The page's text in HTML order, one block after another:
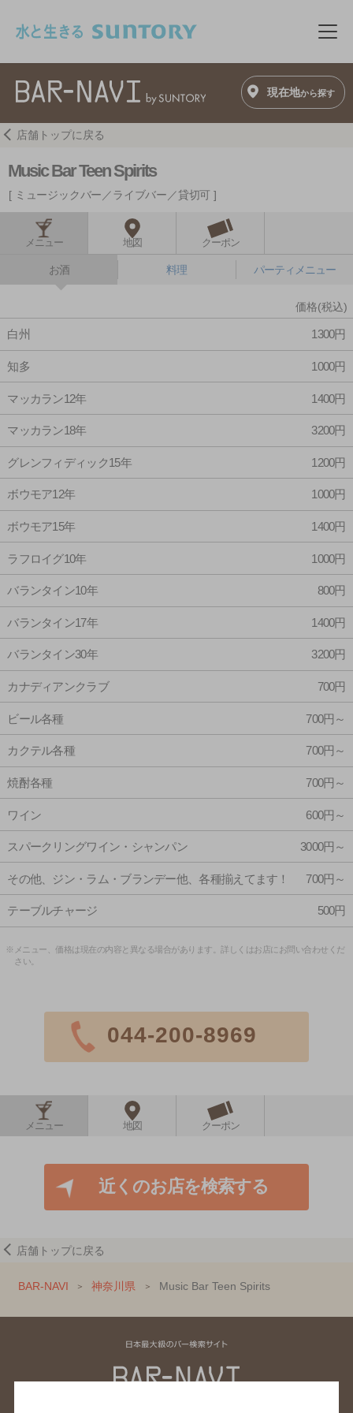
メ
現在地から探す
店舗トップに戻る
Music Bar Teen Spirits
ミュージックバー／ライブバー／貸切可
メニュー 地図 クーポン
お酒 料理 パーティメニュー
価格(税込)
白州 1300円
知多 1000円
マッカラン12年 1400円
マッカラン18年 3200円
グレンフィディック15年 1200円
ボウモア12年 1000円
ボウモア15年 1400円
ラフロイグ10年 1000円
バランタイン10年 800円
バランタイン17年 1400円
バランタイン30年 3200円
カナディアンクラブ 700円
ビール各種 700円～
カクテル各種 700円～
焼酎各種 700円～
ワイン 600円～
スパークリングワイン・シャンパン 3000円～
その他、ジン・ラム・ブランデー他、各種揃えてます！ 700円～
テーブルチャージ 500円
※メニュー、価格は現在の内容と異なる場合があります。詳しくはお店にお問い合わせくだ
さい。
044-200-8969
メニュー 地図 クーポン
近くのお店を検索する
店舗トップに戻る
BAR-NAVI 神奈川県 Music Bar Teen Spirits